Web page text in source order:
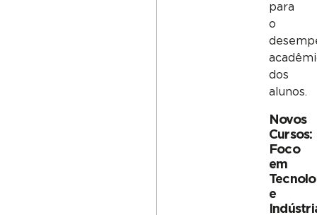
para
o
dos
alunos.
Novos
Cursos:
Foco
em
e